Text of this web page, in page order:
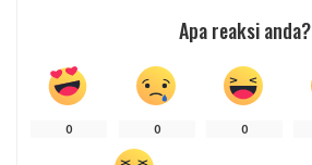
Apa reaksi anda?
0 0 0